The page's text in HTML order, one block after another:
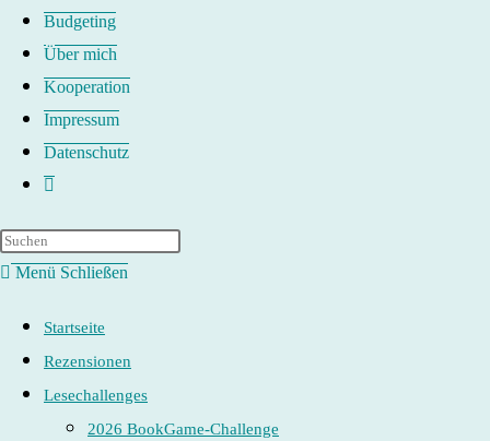
Budgeting
Über mich
Kooperation
Impressum
Datenschutz
Website-
umschalten
Menü Schließen
Startseite
Rezensionen
Lesechallenges
2026 BookGame-Challenge